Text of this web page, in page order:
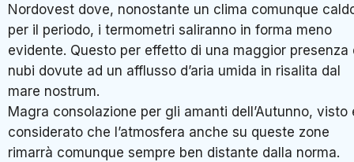
Nordovest dove, nonostante un clima comunque
per il periodo, i termometri saliranno in forma meno
evidente. Questo per effetto di una maggior presenza
nubi dovute ad un afflusso d’aria umida in risalita dal
mare nostrum.
Magra consolazione per gli amanti dell’Autunno, visto
considerato che l’atmosfera anche su queste zone
rimarrà comunque sempre ben distante dalla norma.